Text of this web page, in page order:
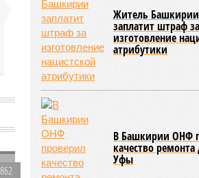
Житель Башкирии
заплатит штраф за
изготовление
атрибутики
В Башкирии ОНФ
качество ремонта
Уфы